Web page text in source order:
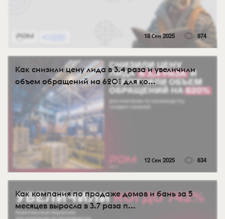
18 Сен 2025 974
Как снизили цену лида в 3.4 раза и увеличили
объем обращений на 620% для ко...
12 Сен 2025 634
Как компания по продаже домов и бань за 5
месяцев выросла в 3.7 раза п...